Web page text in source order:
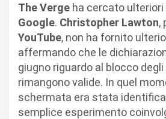
The Verge ha cercato
Google. Christopher Lawton,
YouTube, non ha fornito
affermando che le
giugno riguardo al blocco degli
rimangono valide. In quel
schermata era stata
semplice esperimento